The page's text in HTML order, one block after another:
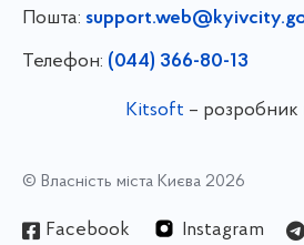
Пошта:
Телефон: (044) 366-80-13
Kitsoft – розробник
© Власність міста Києва 2026
Facebook Instagram